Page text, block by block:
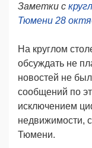
Заметки с
Тюмени 28
На круглом
обсуждать не
новостей не
сообщений по
исключением
недвижимости,
Тюмени.